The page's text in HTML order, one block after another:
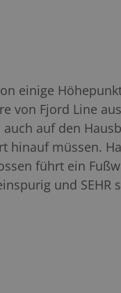
einige
von Fjord Line
auf den
hinauf müssen.
führt ein
und SEHR